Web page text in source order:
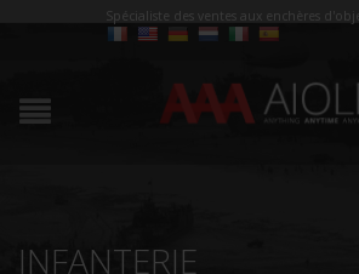
Spécialiste des ventes aux enchères
INFANTERIE